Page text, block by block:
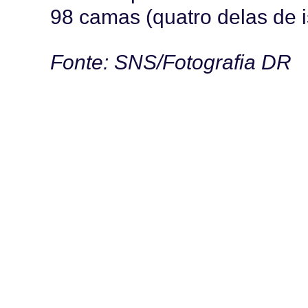
98 camas (quatro delas de
Fonte: SNS/Fotografia DR